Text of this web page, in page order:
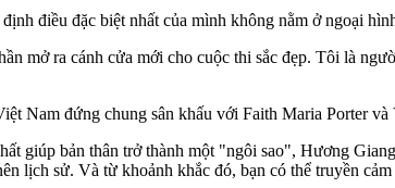
điều đặc biệt nhất của mình không nằm ở ngoại
mở ra cánh cửa mới cho cuộc thi sắc đẹp. Tôi là
Nam đứng chung sân khấu với Faith Maria Porter và
giúp bản thân trở thành một "ngôi sao", Hương
lịch sử. Và từ khoảnh khắc đó, bạn có thể truyền